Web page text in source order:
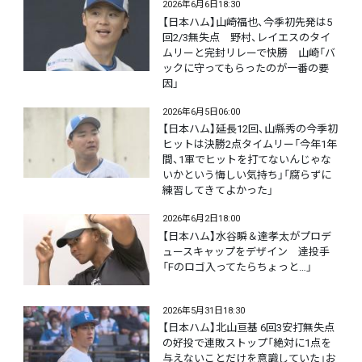
2026年6月6日18:30
【日本ハム】山崎福也、今季初先発は5
回2/3無失点 野村、レイエスのタイ
ムリーと完封リレーで快勝 山崎「バ
ックに守ってもらったのが一番の要
因」
2026年6月5日06:00
【日本ハム】延長12回、山縣秀の今季初
ヒットは決勝2点タイムリー「今年1年
間、1軍でヒットを打てないんじゃな
いかという悔しい気持ち」「腐らずに
練習してきてよかった」
2026年6月2日18:00
【日本ハム】水谷瞬＆達孝太がプロデ
ュースキャップをデザイン 達投手
「Fのロゴ入ってたらちょっと…」
2026年5月31日18:30
【日本ハム】北山亘基 6回3安打無失点
の好投で連敗ストップ「絶対に1点を
与えないことだけを意識していた」お